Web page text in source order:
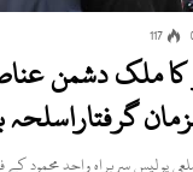
117
کا ملک دشمن
گرفتاراسلحہ
پولیس سربراہ واحد محمود کے